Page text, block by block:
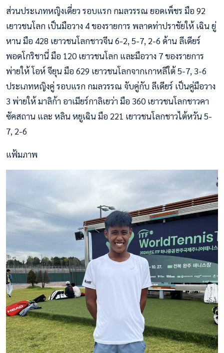
ส่วนประเภทหญิงเดี่ยว รอบแรก กมลวรรณ ยอดเพ็ชร มือ 92
เยาวชนโลก เป็นมือวาง 4 ของรายการ พลาดท่าปราชัยให้ เฉิน ยู่
หาน มือ 428 เยาวชนโลกชาวจีน 6-2, 5-7, 2-6 ด้าน ลีเดียร์
พอดโกริชานี่ มือ 120 เยาวชนโลก และมือวาง 7 ของรายการ
พ่ายให้ โอห์ จียุน มือ 629 เยาวชนโลกจากเกาหลีใต้ 5-7, 3-6
ประเภทหญิงคู่ รอบแรก กมลวรรณ จับคู่กับ ลีเดียร์ เป็นคู่มือวาง
3 พ่ายให้ มาลิก้า อาเมียร์กาลิเยว่า มือ 360 เยาวชนโลกชาวคา
ซัคสถาน และ หลิน หยูเฉิน มือ 221 เยาวชนโลกชาวไต้หวัน 5-
7, 2-6
แฟ้มภาพ